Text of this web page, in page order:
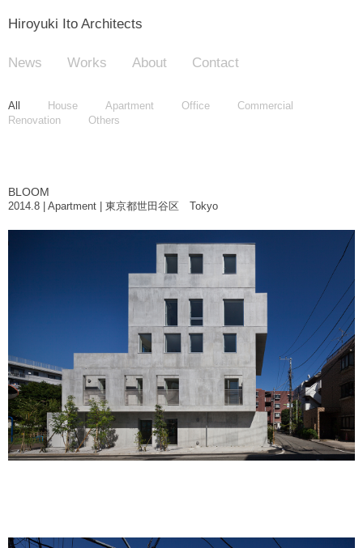
Hiroyuki Ito Architects
News Works About Contact
All House Apartment Office
Commercial
Renovation
Others
BLOOM
2014.8 | Apartment | 東京都世田谷区 Tokyo